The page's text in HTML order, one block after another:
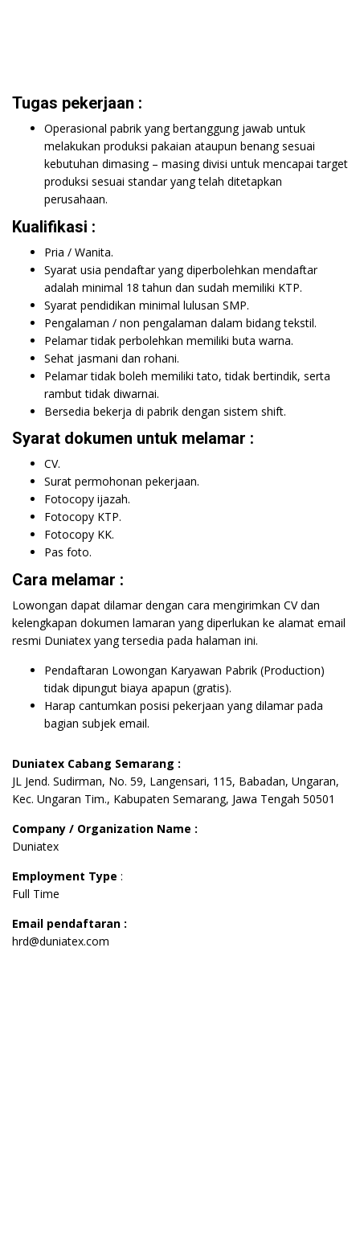
Tugas pekerjaan :
Operasional pabrik yang bertanggung jawab untuk
melakukan produksi pakaian ataupun benang sesuai
kebutuhan dimasing – masing divisi untuk mencapai target
produksi sesuai standar yang telah ditetapkan
perusahaan.
Kualifikasi :
Pria / Wanita.
Syarat usia pendaftar yang diperbolehkan mendaftar
adalah minimal 18 tahun dan sudah memiliki KTP.
Syarat pendidikan minimal lulusan SMP.
Pengalaman / non pengalaman dalam bidang tekstil.
Pelamar tidak perbolehkan memiliki buta warna.
Sehat jasmani dan rohani.
Pelamar tidak boleh memiliki tato, tidak bertindik, serta
rambut tidak diwarnai.
Bersedia bekerja di pabrik dengan sistem shift.
Syarat dokumen untuk melamar :
CV.
Surat permohonan pekerjaan.
Fotocopy ijazah.
Fotocopy KTP.
Fotocopy KK.
Pas foto.
Cara melamar :
Lowongan dapat dilamar dengan cara mengirimkan CV dan
kelengkapan dokumen lamaran yang diperlukan ke alamat email
resmi Duniatex yang tersedia pada halaman ini.
Pendaftaran Lowongan Karyawan Pabrik (Production)
tidak dipungut biaya apapun (gratis).
Harap cantumkan posisi pekerjaan yang dilamar pada
bagian subjek email.
Duniatex Cabang Semarang :
JL Jend. Sudirman, No. 59, Langensari, 115, Babadan, Ungaran,
Kec. Ungaran Tim., Kabupaten Semarang, Jawa Tengah 50501
Company / Organization Name :
Duniatex
Employment Type :
Full Time
Email pendaftaran :
hrd@duniatex.com